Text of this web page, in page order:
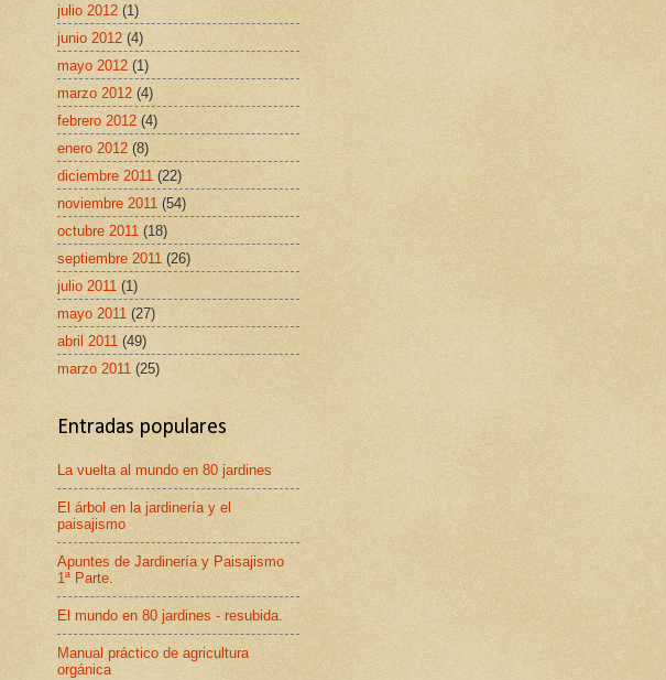
julio 2012 (1)
junio 2012 (4)
mayo 2012 (1)
marzo 2012 (4)
febrero 2012 (4)
enero 2012 (8)
diciembre 2011 (22)
noviembre 2011 (54)
octubre 2011 (18)
septiembre 2011 (26)
julio 2011 (1)
mayo 2011 (27)
abril 2011 (49)
marzo 2011 (25)
Entradas populares
La vuelta al mundo en 80 jardines
El árbol en la jardinería y el
paisajismo
Apuntes de Jardinería y Paisajismo
1ª Parte.
El mundo en 80 jardines - resubida.
Manual práctico de agricultura
orgánica